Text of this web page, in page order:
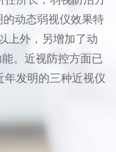
动态弱视仪效果特
上外，另增加了动
。近视防控方面已
年发明的三种近视仪